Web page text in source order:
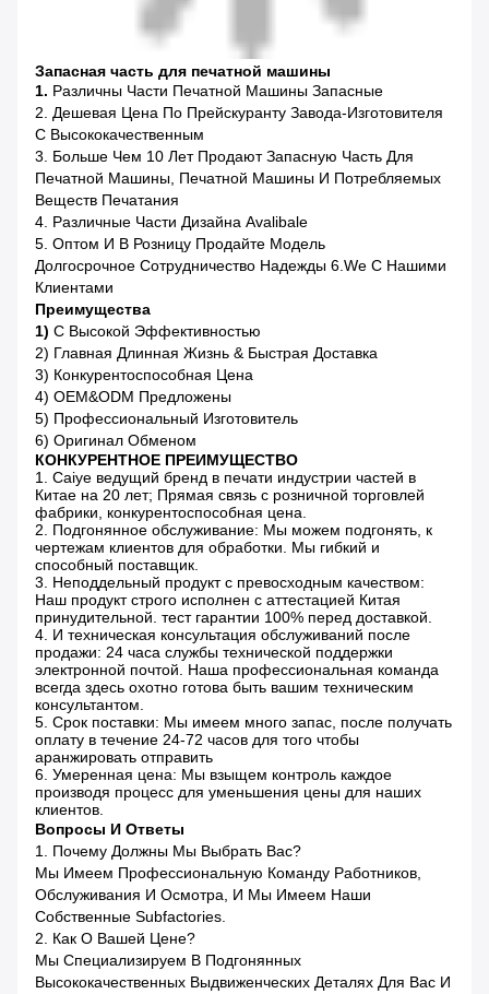
Запасная часть для печатной машины
1. Различны Части Печатной Машины Запасные
2. Дешевая Цена По Прейскуранту Завода-Изготовителя
С Высококачественным
3. Больше Чем 10 Лет Продают Запасную Часть Для
Печатной Машины, Печатной Машины И Потребляемых
Веществ Печатания
4. Различные Части Дизайна Avalibale
5. Оптом И В Розницу Продайте Модель
Долгосрочное Сотрудничество Надежды 6.We С Нашими
Клиентами
Преимущества
1) С Высокой Эффективностью
2) Главная Длинная Жизнь & Быстрая Доставка
3) Конкурентоспособная Цена
4) OEM&ODM Предложены
5) Профессиональный Изготовитель
6) Оригинал Обменом
КОНКУРЕНТНОЕ ПРЕИМУЩЕСТВО
1. Caiye ведущий бренд в печати индустрии частей в
Китае на 20 лет; Прямая связь с розничной торговлей
фабрики, конкурентоспособная цена.
2. Подгонянное обслуживание: Мы можем подгонять, к
чертежам клиентов для обработки. Мы гибкий и
способный поставщик.
3. Неподдельный продукт с превосходным качеством:
Наш продукт строго исполнен с аттестацией Китая
принудительной. тест гарантии 100% перед доставкой.
4. И техническая консультация обслуживаний после
продажи: 24 часа службы технической поддержки
электронной почтой. Наша профессиональная команда
всегда здесь охотно готова быть вашим техническим
консультантом.
5. Срок поставки: Мы имеем много запас, после получать
оплату в течение 24-72 часов для того чтобы
аранжировать отправить
6. Умеренная цена: Мы взыщем контроль каждое
производя процесс для уменьшения цены для наших
клиентов.
Вопросы И Ответы
1. Почему Должны Мы Выбрать Вас?
Мы Имеем Профессиональную Команду Работников,
Обслуживания И Осмотра, И Мы Имеем Наши
Собственные Subfactories.
2. Как О Вашей Цене?
Мы Специализируем В Подгонянных
Высококачественных Выдвиженческих Деталях Для Вас И